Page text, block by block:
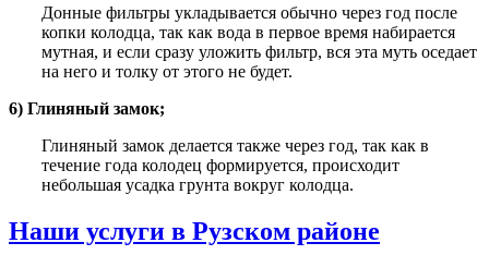
Донные фильтры укладывается обычно через год после
копки колодца, так как вода в первое время набирается
мутная, и если сразу уложить фильтр, вся эта муть оседает
на него и толку от этого не будет.
6) Глиняный замок;
Глиняный замок делается также через год, так как в
течение года колодец формируется, происходит
небольшая усадка грунта вокруг колодца.
Наши услуги в Рузском районе